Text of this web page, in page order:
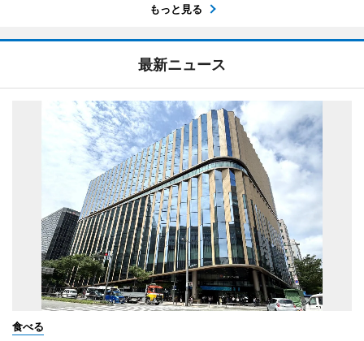
もっと見る
最新ニュース
食べる